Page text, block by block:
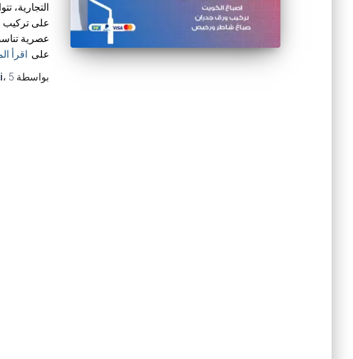
التجارية،
على تركيب
عصرية
على اقرأ
بواسطة
، 5 سنوات